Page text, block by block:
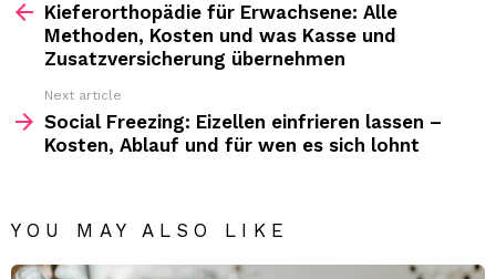
moreKieferorthopädie für Erwachsene: Alle
Methoden, Kosten und was Kasse und
Zusatzversicherung übernehmen
Next article
Social Freezing: Eizellen einfrieren lassen –
Kosten, Ablauf und für wen es sich lohnt
YOU MAY ALSO LIKE